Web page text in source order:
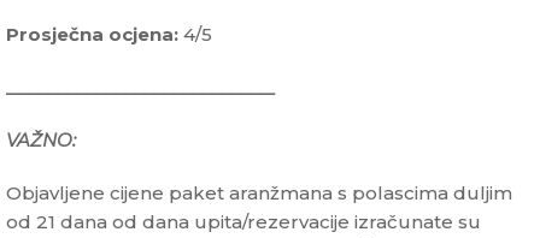
Prosječna ocjena: 4/5
____________________________
VAŽNO:
Objavljene cijene paket aranžmana s polascima duljim
od 21 dana od dana upita/rezervacije izračunate su